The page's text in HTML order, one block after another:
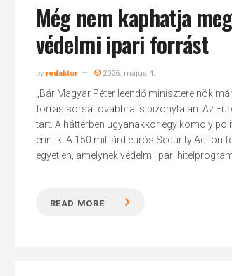
Még nem kaphatja
védelmi ipari forrást
by redaktor 2026. május 4.
„Bár Magyar Péter leendő miniszterelnök
forrás sorsa továbbra is bizonytalan. Az
tart. A háttérben ugyanakkor egy komoly
érintik. A 150 milliárd eurós Security Action
egyetlen, amelynek védelmi ipari
READ MORE